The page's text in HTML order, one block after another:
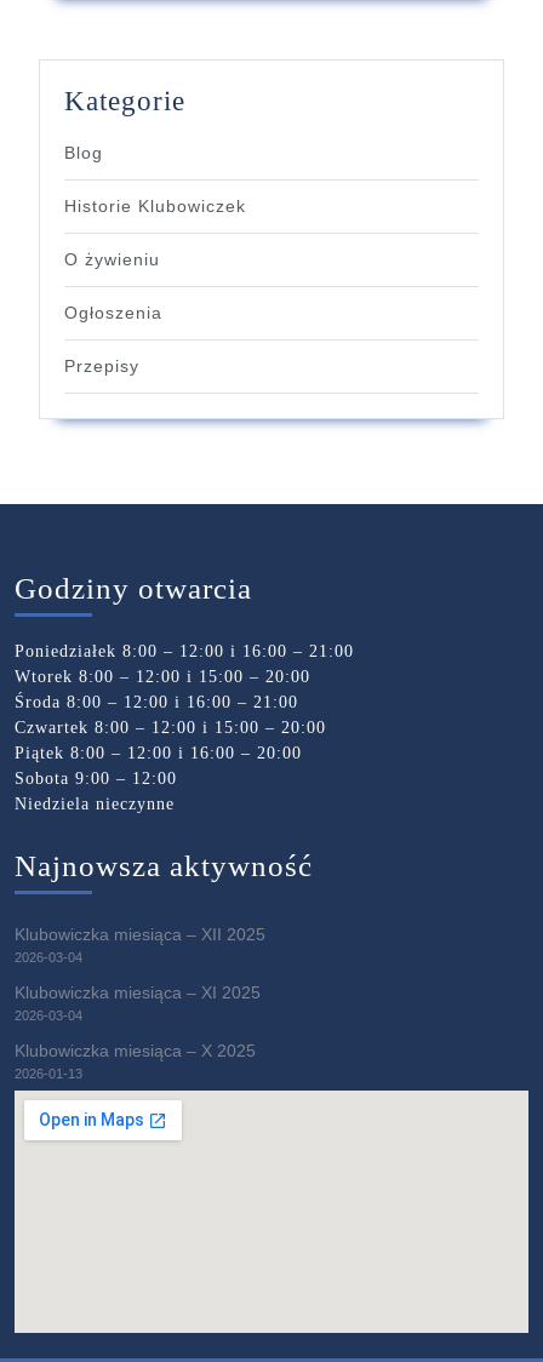
Kategorie
Blog
Historie Klubowiczek
O żywieniu
Ogłoszenia
Przepisy
Godziny otwarcia
Poniedziałek 8:00 – 12:00 i 16:00 – 21:00
Wtorek 8:00 – 12:00 i 15:00 – 20:00
Środa 8:00 – 12:00 i 16:00 – 21:00
Czwartek 8:00 – 12:00 i 15:00 – 20:00
Piątek 8:00 – 12:00 i 16:00 – 20:00
Sobota 9:00 – 12:00
Niedziela nieczynne
Najnowsza aktywność
Klubowiczka miesiąca – XII 2025
2026-03-04
Klubowiczka miesiąca – XI 2025
2026-03-04
Klubowiczka miesiąca – X 2025
2026-01-13